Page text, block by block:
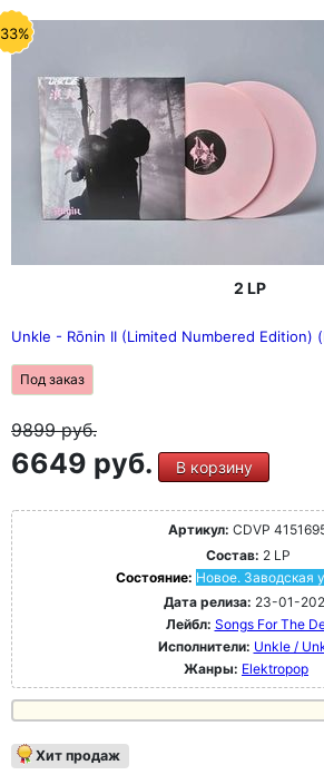
2 LP
Unkle - Rōnin II (Limited Numbered Edition)
Под заказ
9899руб.
6649 руб. В корзину
Артикул: CDVP
Состав: 2 LP
Состояние: Новое. Заводская
Дата релиза: 23-01-
Лейбл: Songs For The
Исполнители: Unkle /
Жанры: Elektropop
Хит продаж